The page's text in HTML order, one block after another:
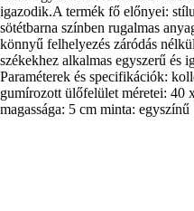
igazodik.A termék fő előnyei:
sötétbarna színben rugalmas
könnyű felhelyezés záródás
székekhez alkalmas egyszerű és
Paraméterek és specifikációk:
gumírozott ülőfelület méretei: 40
magassága: 5 cm minta: egyszínű